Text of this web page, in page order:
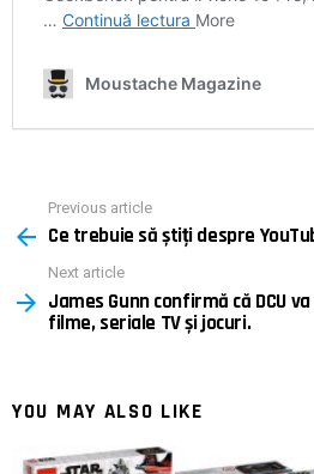
more
Previous article
Ce trebuie să știți despre
Next article
James Gunn confirmă că DCU
filme, seriale TV și jocuri.
YOU MAY ALSO LIKE